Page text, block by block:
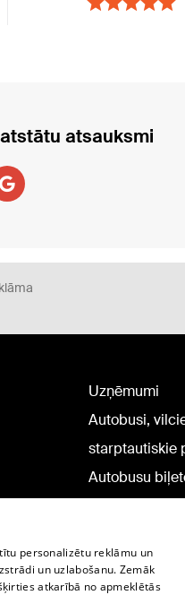
atsauksmi
Uzņēmumi
Autobusi,
starptautiskie
Autobusu
personalizētu reklāmu un
un uzlabošanu. Zemāk
atkarībā no apmeklētās